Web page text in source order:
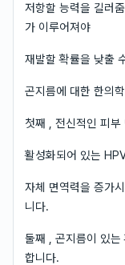
저항할 능력을 길러
가 이루어져야
재발할 확률을 낮출
곤지름에 대한 한의
첫째 , 전신적인 피
활성화되어 있는
자체 면역력을 증가
니다.
둘째 , 곤지름이 있는
합니다.